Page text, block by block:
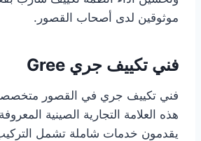
موثوقين لدى أصحاب القصور.
فني تكييف جري Gree
فني تكييف جري في القصور
هذه العلامة التجارية الصينية
يقدمون خدمات شاملة تشمل